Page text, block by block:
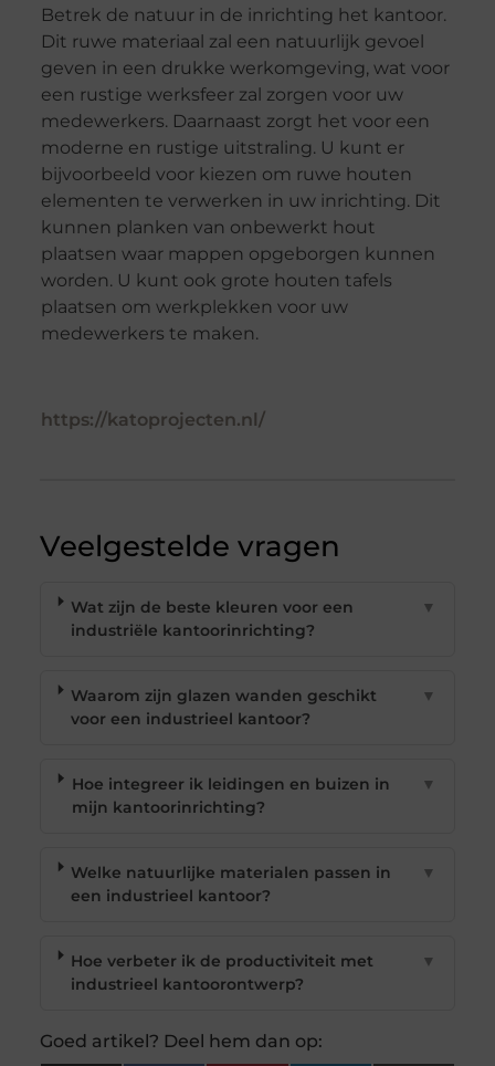
Betrek de natuur in de inrichting het kantoor.
Dit ruwe materiaal zal een natuurlijk gevoel
geven in een drukke werkomgeving, wat voor
een rustige werksfeer zal zorgen voor uw
medewerkers. Daarnaast zorgt het voor een
moderne en rustige uitstraling. U kunt er
bijvoorbeeld voor kiezen om ruwe houten
elementen te verwerken in uw inrichting. Dit
kunnen planken van onbewerkt hout
plaatsen waar mappen opgeborgen kunnen
worden. U kunt ook grote houten tafels
plaatsen om werkplekken voor uw
medewerkers te maken.
https://katoprojecten.nl/
Veelgestelde vragen
Wat zijn de beste kleuren voor een
industriële kantoorinrichting?
▼
Waarom zijn glazen wanden geschikt
voor een industrieel kantoor?
▼
Hoe integreer ik leidingen en buizen in
mijn kantoorinrichting?
▼
Welke natuurlijke materialen passen in
een industrieel kantoor?
▼
Hoe verbeter ik de productiviteit met
industrieel kantoorontwerp?
▼
Goed artikel? Deel hem dan op: